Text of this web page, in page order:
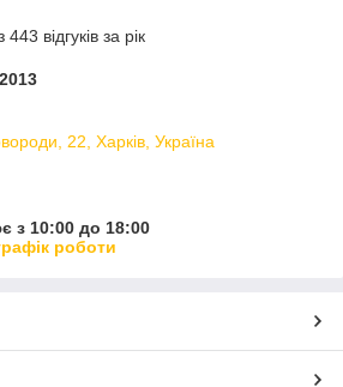
відгуків за рік
22, Харків, Україна
з 10:00 до 18:00
роботи